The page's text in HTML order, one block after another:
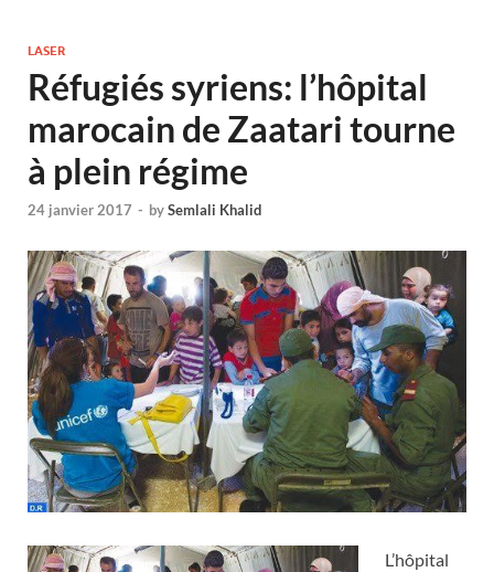
LASER
Réfugiés syriens: l’hôpital
marocain de Zaatari tourne
à plein régime
24 janvier 2017 - bySemlali Khalid
L’hôpital